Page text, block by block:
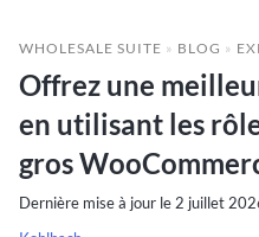
WHOLESALE SUITE » BLOG »
Offrez une
en utilisant les
gros
Dernière mise à jour le 2 juillet